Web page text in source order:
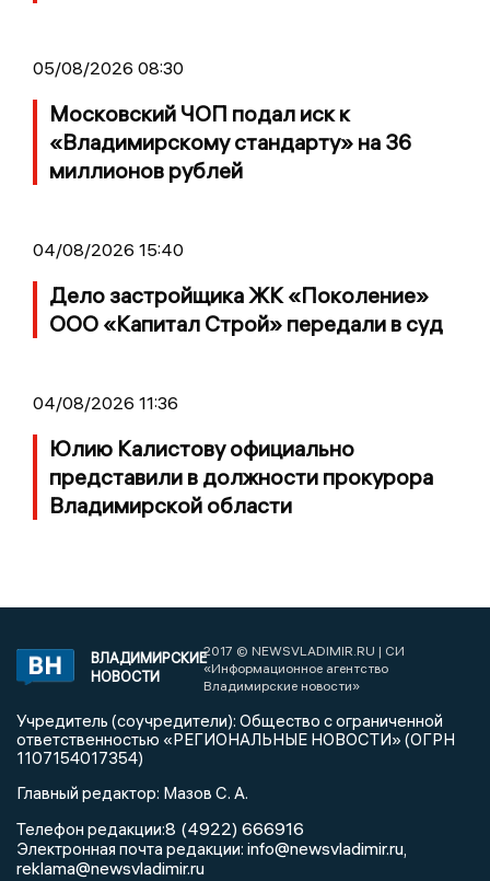
05/08/2026 08:30
Московский ЧОП подал иск к
«Владимирскому стандарту» на 36
миллионов рублей
04/08/2026 15:40
Дело застройщика ЖК «Поколение»
ООО «Капитал Строй» передали в суд
04/08/2026 11:36
Юлию Калистову официально
представили в должности прокурора
Владимирской области
ВЛАДИМИРСКИЕ
НОВОСТИ
2017 © NEWSVLADIMIR.RU | СИ
«Информационное агентство
Владимирские новости»
Учредитель (соучредители): Общество с ограниченной
ответственностью «РЕГИОНАЛЬНЫЕ НОВОСТИ» (ОГРН
1107154017354)
Главный редактор: Мазов С. А.
Телефон редакции:8 (4922) 666916
Электронная почта редакции: info@newsvladimir.ru,
reklama@newsvladimir.ru